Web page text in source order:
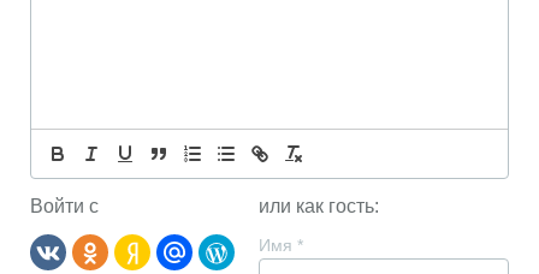
Войти с или как гость:
Имя *